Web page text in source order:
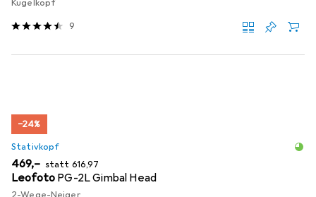
Kugelkopf
9
−24%
Stativkopf
EUR
469,– statt EUR
616,97
Leofoto PG-2L Gimbal Head